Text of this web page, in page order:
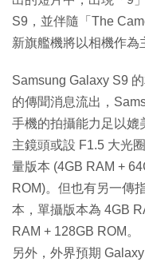
S9，並伴隨「The
新旗艦機將以相機作為
Samsung Galaxy S9
的傳聞消息流出，
手機的拍攝能力足以媲
主鏡頭或設 F1.5 大光
量版本 (4GB RAM +
ROM)。但也有另一傳
本，單攝版本為 4GB
RAM + 128GB ROM。
另外，外界預期